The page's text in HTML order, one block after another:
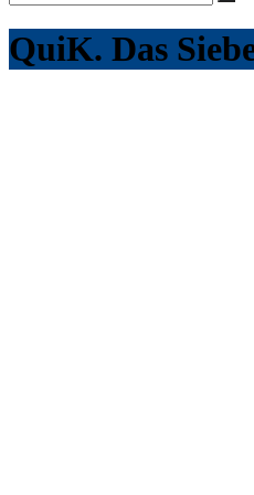
QuiK. Das